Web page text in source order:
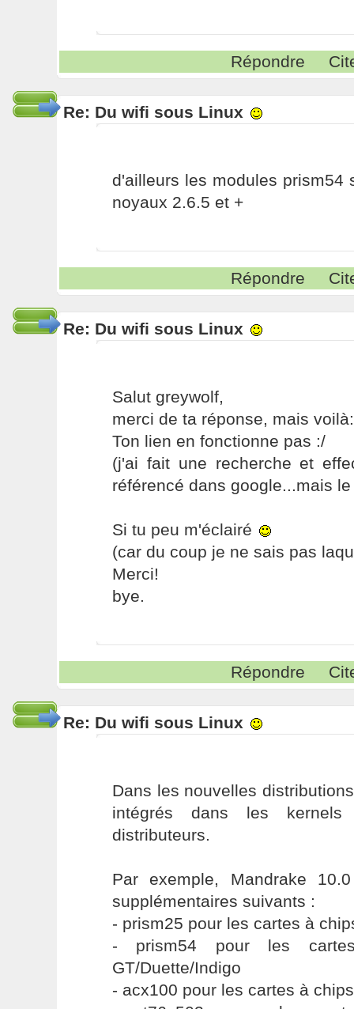
Répondre
Re: Du wifi sous Linux
d'ailleurs les modules prism54
noyaux 2.6.5 et +
Répondre
Re: Du wifi sous Linux
Salut greywolf,
merci de ta réponse, mais voilà:
Ton lien en fonctionne pas :/
(j'ai fait une recherche et
référencé dans google...mais
Si tu peu m'éclairé
(car du coup je ne sais pas
Merci!
bye.
Répondre
Re: Du wifi sous Linux
Dans les nouvelles
intégrés dans les
distributeurs.
Par exemple, Mandrake
supplémentaires suivants :
- prism25 pour les cartes à
- prism54 pour les
GT/Duette/Indigo
- acx100 pour les cartes à